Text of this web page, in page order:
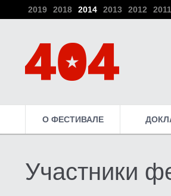
2019 2018 2014 2013 2012 2011
О ФЕСТИВАЛЕ
Участники